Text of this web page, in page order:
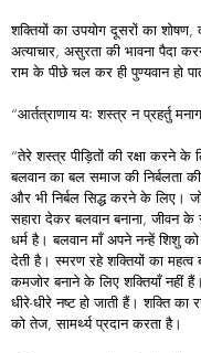
शक्तियों का उपयोग दूसरों का
अत्याचार, असुरता की भावना पैदा
राम के पीछे चल कर ही पुण्यवान हो
“आर्तत्राणाय यः शस्त्र न प्रहर्तु
“तेरे शस्त्र पीड़ितों की रक्षा करने
बलवान का बल समाज की निर्बलता
और भी निर्बल सिद्ध करने के लिए।
सहारा देकर बलवान बनाना, जीवन
धर्म है। बलवान माँ अपने नन्हें शिशु
देती है। स्मरण रहे शक्तियों का
कमजोर बनाने के लिए शक्तियाँ नहीं
धीरे-धीरे नष्ट हो जाती हैं। शक्ति
को तेज, सामर्थ्य प्रदान करता है।